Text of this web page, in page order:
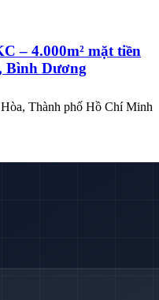
– 4.000m² mặt tiền
Bình Dương
Thành phố Hồ Chí Minh